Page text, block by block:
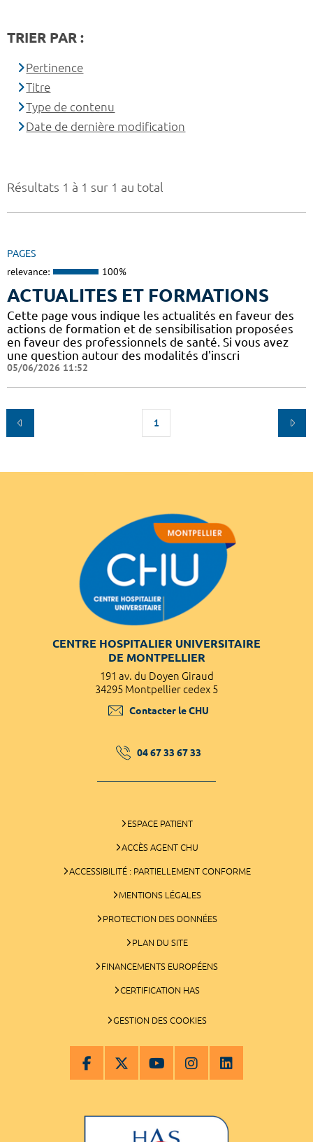
Résultats 1 à 1 sur 1 au total
PAGES
relevance: 100%
ACTUALITES ET FORMATIONS
Cette page vous indique les actualités en faveur des
actions de formation et de sensibilisation proposées
en faveur des professionnels de santé. Si vous avez
une question autour des modalités d'inscri
05/06/2026 11:52
1
TRIER PAR :
Pertinence
Titre
Type de contenu
Date de dernière modification
CENTRE HOSPITALIER UNIVERSITAIRE
DE MONTPELLIER
191 av. du Doyen Giraud
34295 Montpellier cedex 5
Contacter le CHU
04 67 33 67 33
ESPACE PATIENT
ACCÈS AGENT CHU
ACCESSIBILITÉ : PARTIELLEMENT CONFORME
MENTIONS LÉGALES
PROTECTION DES DONNÉES
PLAN DU SITE
FINANCEMENTS EUROPÉENS
CERTIFICATION HAS
GESTION DES COOKIES